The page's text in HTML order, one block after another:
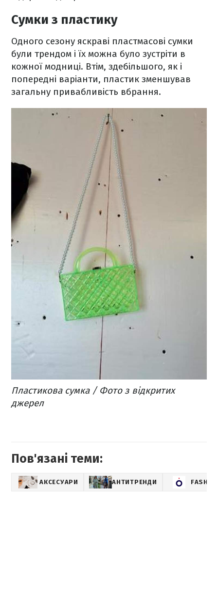
Сумки з пластику
Одного сезону яскраві пластмасові сумки
були трендом і їх можна було зустріти в
кожної модниці. Втім, здебільшого, як і
попередні варіанти, пластик зменшував
загальну привабливість вбрання.
Пластикова сумка / Фото з відкритих
джерел
Пов'язані теми:
АКСЕСУАРИ АНТИТРЕНДИ